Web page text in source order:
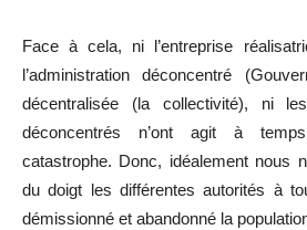
Face à cela, ni l’entreprise
l’administration déconcentré
décentralisée (la collectivité), ni
déconcentrés n’ont agit à
catastrophe. Donc, idéalement nous
du doigt les différentes autorités à
démissionné et abandonné la